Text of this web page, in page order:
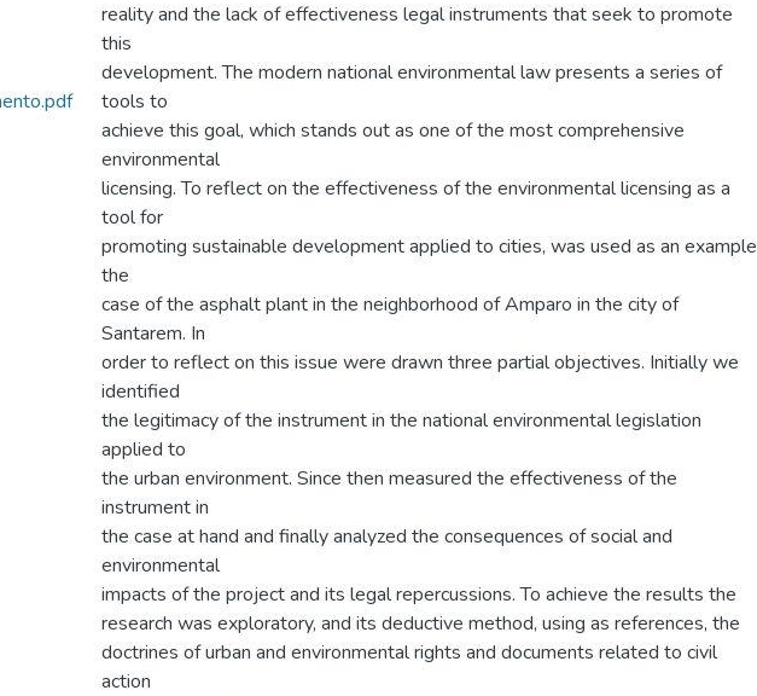
reality and the lack of effectiveness legal instruments that seek to promote
this
development. The modern national environmental law presents a series of
tools to
achieve this goal, which stands out as one of the most comprehensive
environmental
licensing. To reflect on the effectiveness of the environmental licensing as a
tool for
promoting sustainable development applied to cities, was used as an example
the
case of the asphalt plant in the neighborhood of Amparo in the city of
Santarem. In
order to reflect on this issue were drawn three partial objectives. Initially we
identified
the legitimacy of the instrument in the national environmental legislation
applied to
the urban environment. Since then measured the effectiveness of the
instrument in
the case at hand and finally analyzed the consequences of social and
environmental
impacts of the project and its legal repercussions. To achieve the results the
research was exploratory, and its deductive method, using as references, the
doctrines of urban and environmental rights and documents related to civil
action